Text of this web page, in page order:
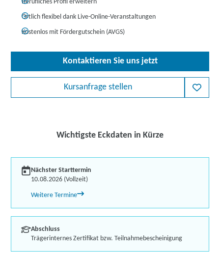
Berufliches Profil erweitern
Örtlich flexibel dank Live-Online-Veranstaltungen
Kostenlos mit Fördergutschein (AVGS)
Kontaktieren Sie uns jetzt
Kursanfrage stellen
Wichtigste Eckdaten in Kürze
Nächster Starttermin
10.08.2026 (Vollzeit)
Weitere Termine
Abschluss
Trägerinternes Zertifikat bzw. Teilnahmebescheinigung